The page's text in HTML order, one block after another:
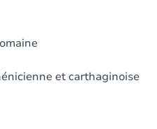
et carthaginoise